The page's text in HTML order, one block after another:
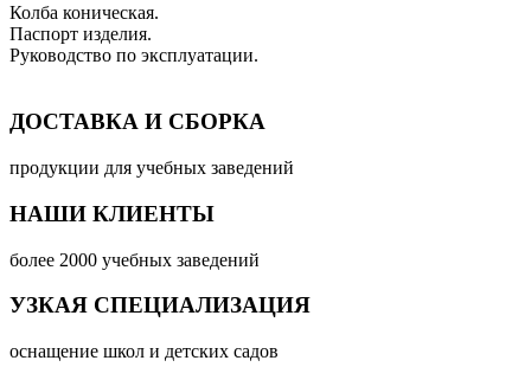
Колба коническая.
Паспорт изделия.
Руководство по эксплуатации.
ДОСТАВКА И СБОРКА
продукции для учебных заведений
НАШИ КЛИЕНТЫ
более 2000 учебных заведений
УЗКАЯ СПЕЦИАЛИЗАЦИЯ
оснащение школ и детских садов